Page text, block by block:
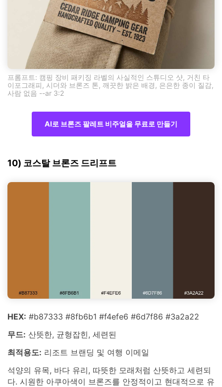
프롬프트: 캠핑 장비 패키징 라벨의 사실적인 스튜디오 샷, 거친 타
이포그래피, 시더와 브론즈 톤, 깨끗한 밝은 배경, 은은한 종이 질감,
사람 없음 --ar 3:2
AI로 브론즈 팔레트 비주얼을 무료로 만들기
10) 코스탈 브론즈 드리프트
HEX: #b87333 #8fb6b1 #f4efe6 #6d7f86 #3a2a22
무드: 산뜻한, 균형잡힌, 세련된
최적용도: 리조트 브랜딩 및 여행 이메일
석양의 유목, 바다 유리, 따뜻한 모래처럼 산뜻하고 세련되
다. 시원한 아쿠아색이 브론즈를 안정적이고 현대적으로 유